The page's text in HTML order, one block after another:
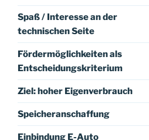
Spaß / Interesse an der
technischen Seite
Fördermöglichkeiten als
Entscheidungskriterium
Ziel: hoher Eigenverbrauch
Speicheranschaffung
Einbindung E-Auto